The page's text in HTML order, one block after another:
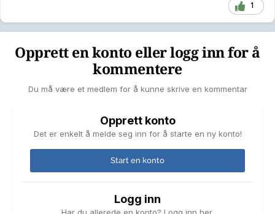
1
Opprett en konto eller logg inn for å
kommentere
Du må være et medlem for å kunne skrive en kommentar
Opprett konto
Det er enkelt å melde seg inn for å starte en ny konto!
Start en konto
Logg inn